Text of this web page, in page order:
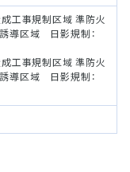
成工事規制区域 準防火
導区域 日影規制：
成工事規制区域 準防火
導区域 日影規制：